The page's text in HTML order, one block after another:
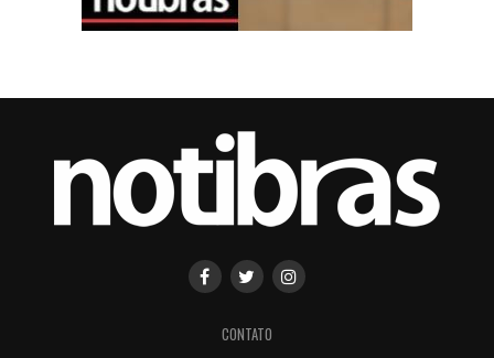
CONTATO